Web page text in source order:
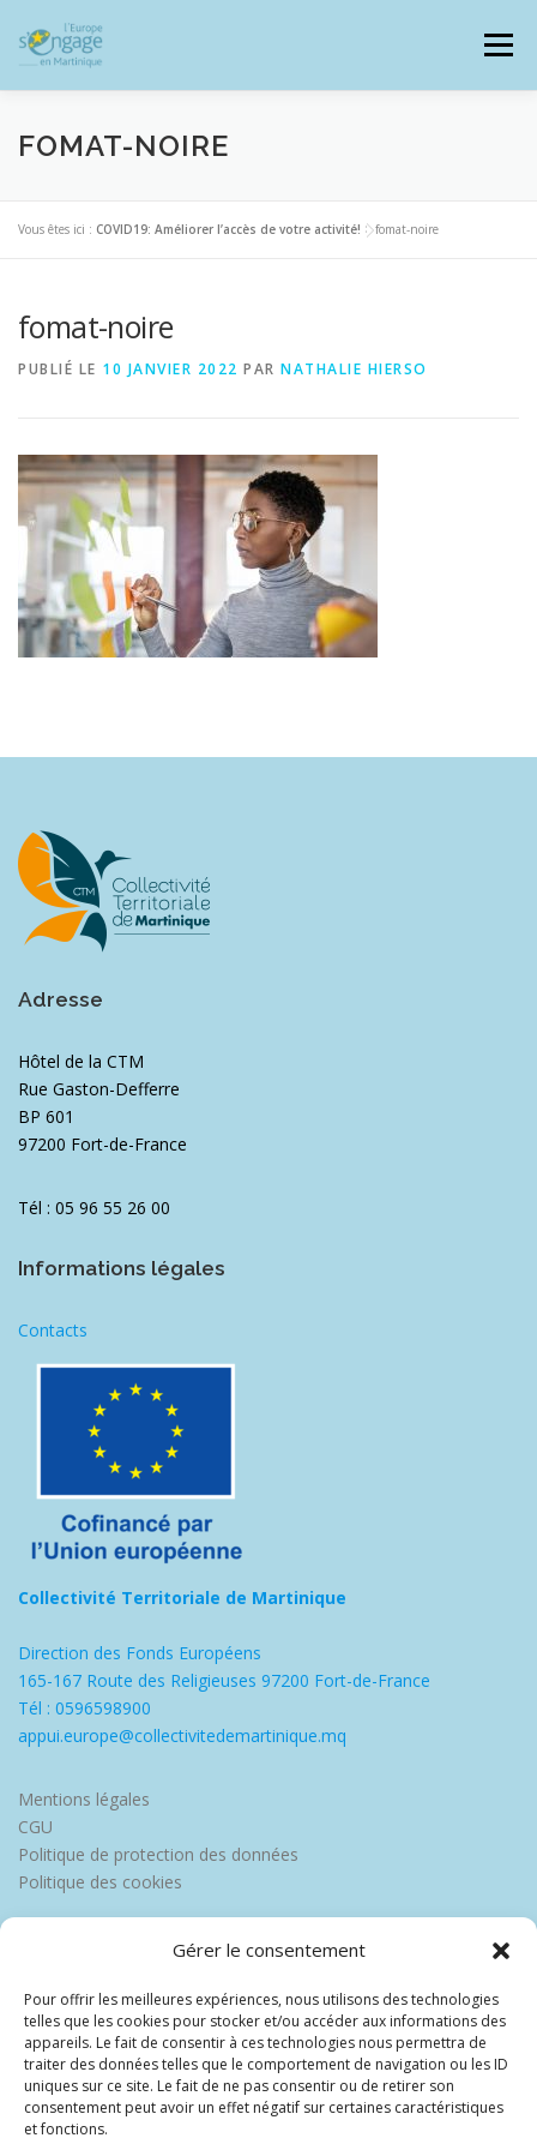
Gérer le consentement
Pour offrir les meilleures expériences, nous utilisons des technologies
telles que les cookies pour stocker et/ou accéder aux informations des
appareils. Le fait de consentir à ces technologies nous permettra de
traiter des données telles que le comportement de navigation ou les ID
uniques sur ce site. Le fait de ne pas consentir ou de retirer son
consentement peut avoir un effet négatif sur certaines caractéristiques
et fonctions.
contenu
Menu
PROGRAMMES J’AI UN PROJET
JE SUIS BÉNÉFICIAIRE
SIGNALER UNE FRAUDE
FOMAT-NOIRE
Vous êtes ici : COVID19: Améliorer l’accès de votre activité! >fomat-noire
fomat-noire
PUBLIÉ LE 10 JANVIER 2022 PAR NATHALIE HIERSO
Adresse
Hôtel de la CTM
Rue Gaston-Defferre
BP 601
97200 Fort-de-France
Tél : 05 96 55 26 00
Informations légales
Contacts
Collectivité Territoriale de Martinique
Direction des Fonds Européens
165-167 Route des Religieuses 97200 Fort-de-France
Tél : 0596598900
appui.europe@collectivitedemartinique.mq
Mentions légales
CGU
Politique de protection des données
Politique des cookies